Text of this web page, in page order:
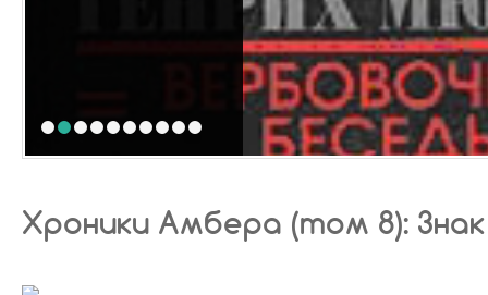
1 2 3 4 5 6 7 8 9
Хроники Амбера (том 8):